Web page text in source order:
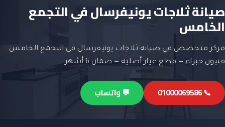
صيانة ثلاجات يونيفرسال في التجمع
الخامس
مركز متخصص في صيانة ثلاجات يونيفرسال في التجمع الخامس.
فنيون خبراء — قطع غيار أصلية — ضمان 6 أشهر.
📞 01000069586 💬 واتساب